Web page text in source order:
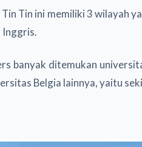
Tin ini memiliki 3 wilayah
Inggris.
banyak ditemukan
Belgia lainnya, yaitu